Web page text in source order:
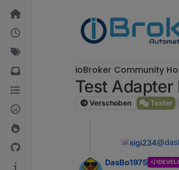
Weiter zum Inhalt
ioBroker Community
Test Adapter
Verschoben Tester
sigi234@
DasBo1975